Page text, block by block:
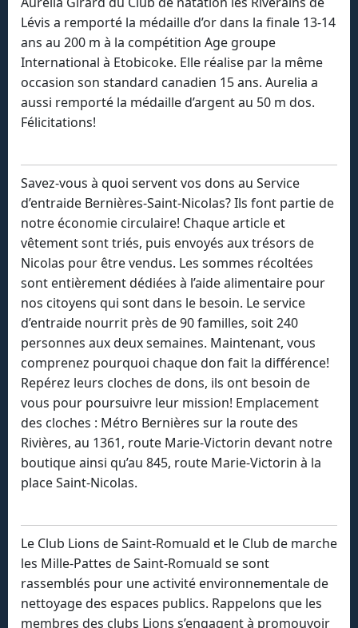
Lévis a remporté la médaille d’or dans la finale 13-14
ans au 200 m à la compétition Age groupe
International à Etobicoke. Elle réalise par la même
occasion son standard canadien 15 ans. Aurelia a
aussi remporté la médaille d’argent au 50 m dos.
Félicitations!
Savez-vous à quoi servent vos dons au Service
d’entraide Bernières-Saint-Nicolas? Ils font partie de
notre économie circulaire! Chaque article et
vêtement sont triés, puis envoyés aux trésors de
Nicolas pour être vendus. Les sommes récoltées
sont entièrement dédiées à l’aide alimentaire pour
nos citoyens qui sont dans le besoin. Le service
d’entraide nourrit près de 90 familles, soit 240
personnes aux deux semaines. Maintenant, vous
comprenez pourquoi chaque don fait la différence!
Repérez leurs cloches de dons, ils ont besoin de
vous pour poursuivre leur mission! Emplacement
des cloches : Métro Bernières sur la route des
Rivières, au 1361, route Marie-Victorin devant notre
boutique ainsi qu’au 845, route Marie-Victorin à la
place Saint-Nicolas.
Le Club Lions de Saint-Romuald et le Club de marche
les Mille-Pattes de Saint-Romuald se sont
rassemblés pour une activité environnementale de
nettoyage des espaces publics. Rappelons que les
membres des clubs Lions s’engagent à promouvoir